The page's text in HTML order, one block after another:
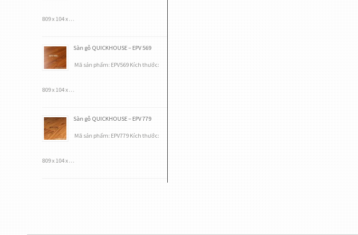
809 x 104 x …
Sàn gỗ QUICKHOUSE – EPV 569
Mã sản phẩm: EPV569 Kích thước:
809 x 104 x …
Sàn gỗ QUICKHOUSE – EPV 779
Mã sản phẩm: EPV779 Kích thước:
809 x 104 x …